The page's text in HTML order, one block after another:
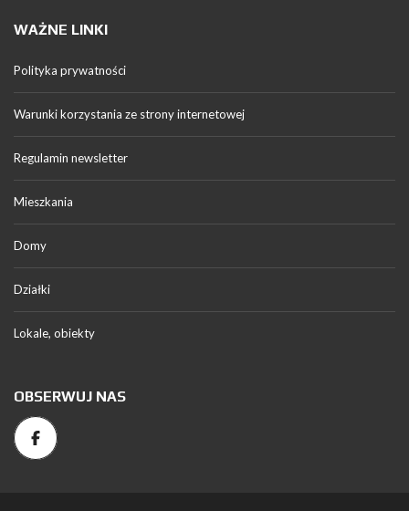
WAŻNE LINKI
Polityka prywatności
Warunki korzystania ze strony internetowej
Regulamin newsletter
Mieszkania
Domy
Działki
Lokale, obiekty
OBSERWUJ NAS